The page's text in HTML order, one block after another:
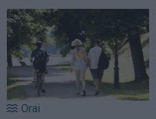
Orai